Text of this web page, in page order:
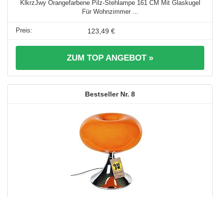
KlkrzJwy Orangefarbene Pilz-Stehlampe 161 CM Mit Glaskugel
Für Wohnzimmer ...
123,49 €
ZUM TOP ANGEBOT »
8